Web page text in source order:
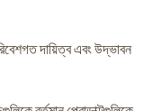
দায়িত্ব এবং উদ্ভাবন